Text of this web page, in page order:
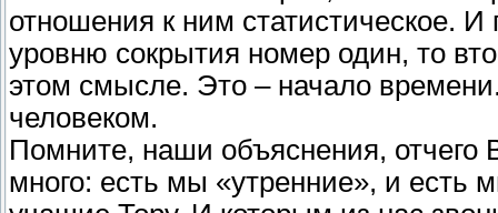
отношения к ним статистическое.
уровню сокрытия номер один, то
этом смысле. Это – начало
человеком.
Помните, наши объяснения,
много: есть мы «утренние», и есть